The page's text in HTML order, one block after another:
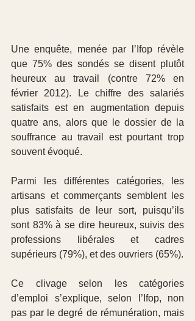
Une enquête, menée par l’Ifop révèle
que 75% des sondés se disent plutôt
heureux au travail (contre 72% en
février 2012). Le chiffre des salariés
satisfaits est en augmentation depuis
quatre ans, alors que le dossier de la
souffrance au travail est pourtant trop
souvent évoqué.
Parmi les différentes catégories, les
artisans et commerçants semblent les
plus satisfaits de leur sort, puisqu’ils
sont 83% à se dire heureux, suivis des
professions libérales et cadres
supérieurs (79%), et des ouvriers (65%).
Ce clivage selon les catégories
d’emploi s’explique, selon l’Ifop, non
pas par le degré de rémunération, mais